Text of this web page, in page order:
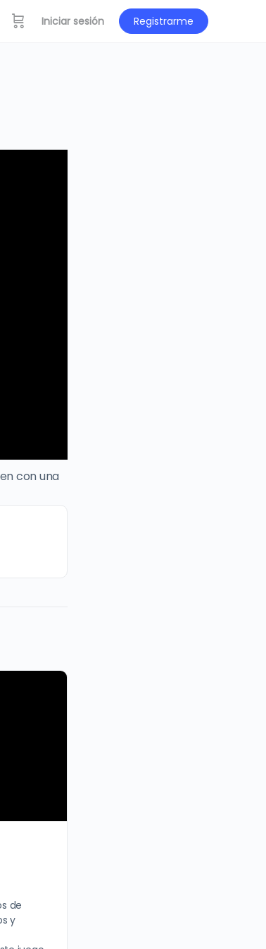
Iniciar sesión Registrarme
con una
de
y